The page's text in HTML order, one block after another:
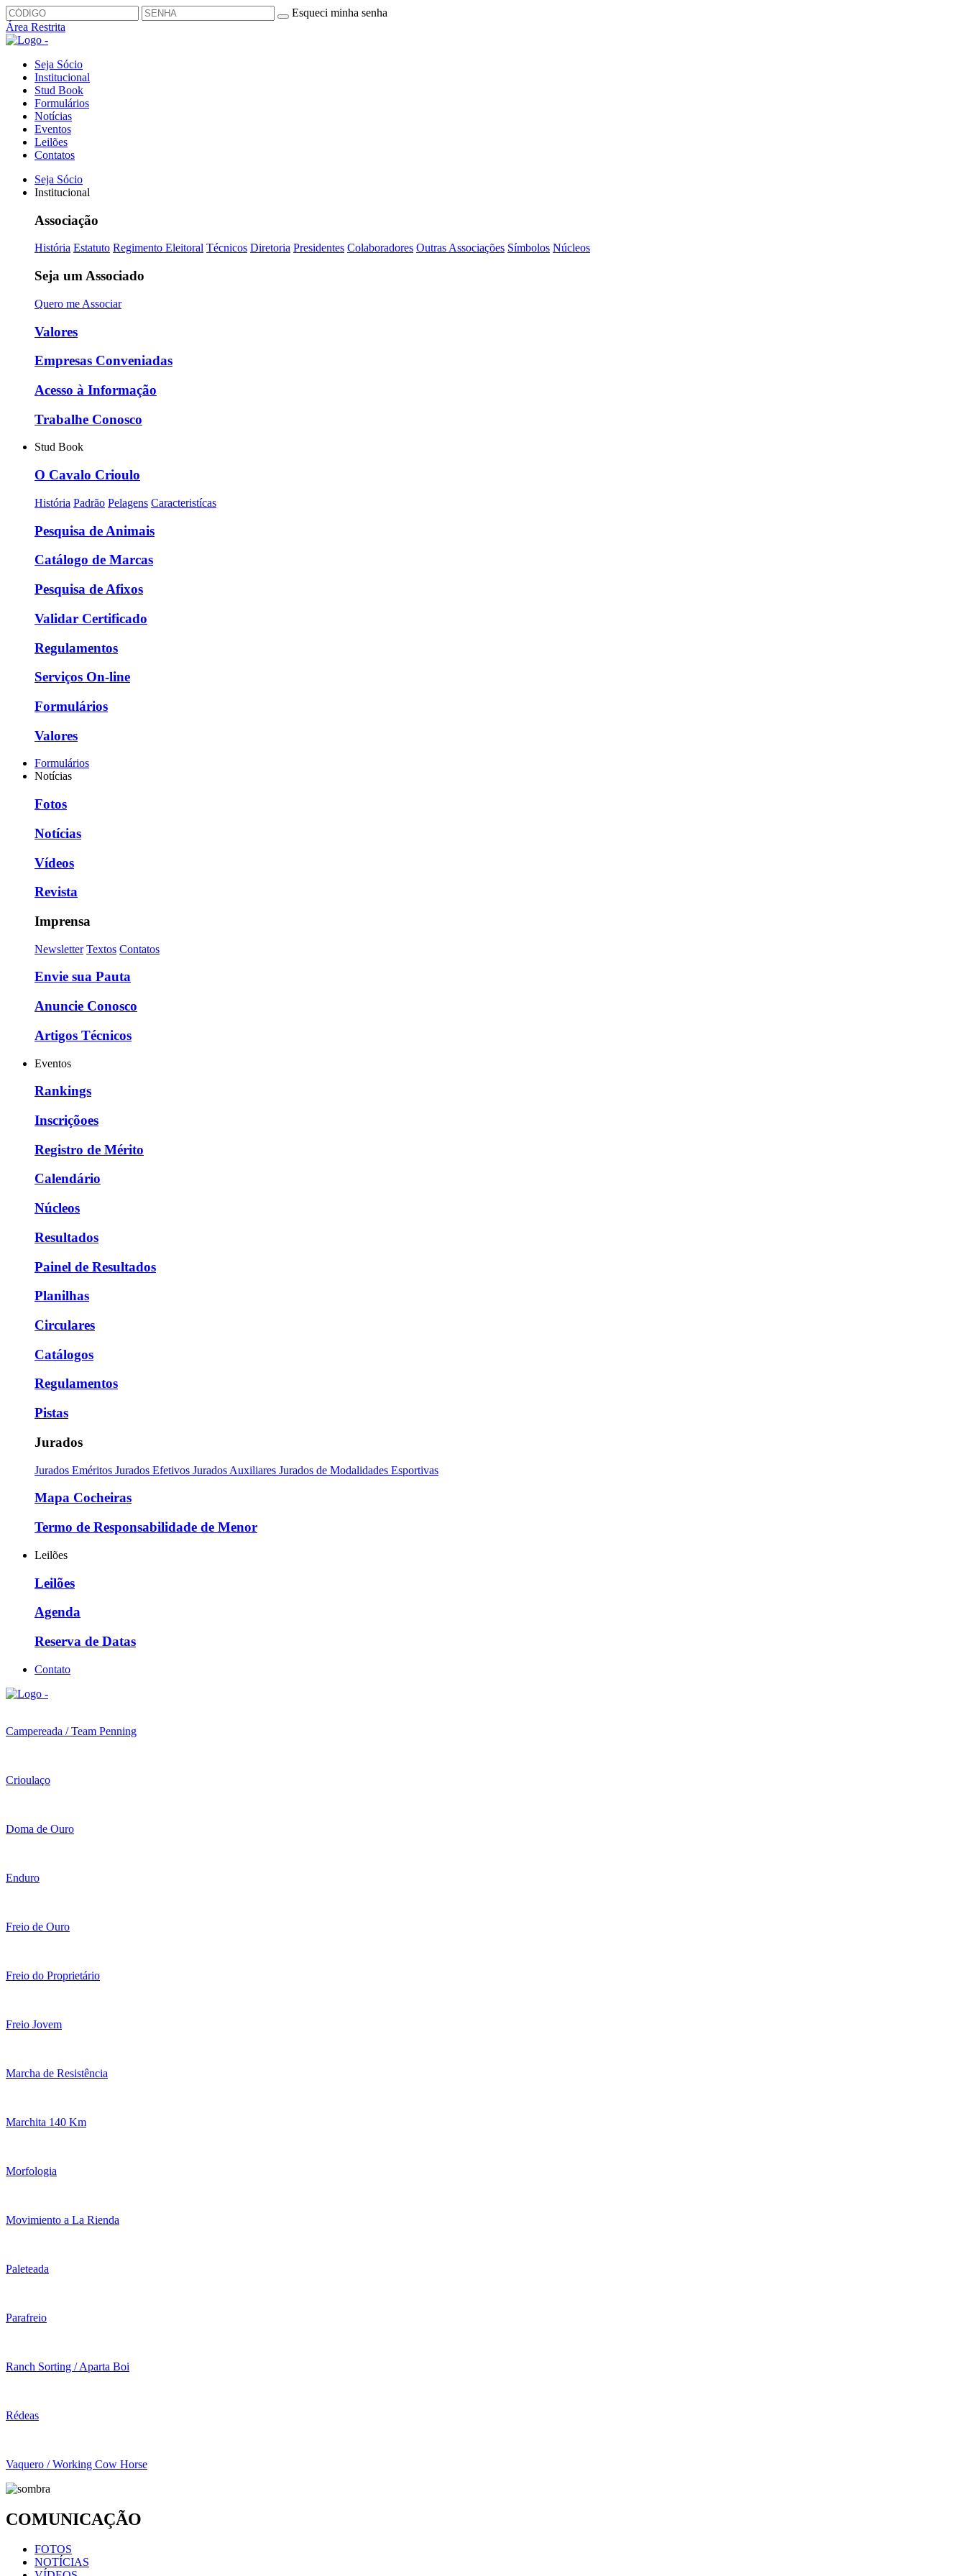
Esqueci minha senha
Área Restrita
Seja Sócio
Institucional
Stud Book
Formulários
Notícias
Eventos
Leilões
Contatos
Seja Sócio
Institucional
Associação
História Estatuto Regimento Eleitoral Técnicos Diretoria Presidentes Colaboradores Outras Associações Símbolos Núcleos
Seja um Associado
Quero me Associar
Valores
Empresas Conveniadas
Acesso à Informação
Trabalhe Conosco
Stud Book
O Cavalo Crioulo
História Padrão Pelagens Caracteristícas
Pesquisa de Animais
Catálogo de Marcas
Pesquisa de Afixos
Validar Certificado
Regulamentos
Serviços On-line
Formulários
Valores
Formulários
Notícias
Fotos
Notícias
Vídeos
Revista
Imprensa
Newsletter Textos Contatos
Envie sua Pauta
Anuncie Conosco
Artigos Técnicos
Eventos
Rankings
Inscriçõoes
Registro de Mérito
Calendário
Núcleos
Resultados
Painel de Resultados
Planilhas
Circulares
Catálogos
Regulamentos
Pistas
Jurados
Jurados Eméritos Jurados Efetivos Jurados Auxiliares Jurados de Modalidades Esportivas
Mapa Cocheiras
Termo de Responsabilidade de Menor
Leilões
Leilões
Agenda
Reserva de Datas
Contato
Campereada / Team Penning
Crioulaço
Doma de Ouro
Enduro
Freio de Ouro
Freio do Proprietário
Freio Jovem
Marcha de Resistência
Marchita 140 Km
Morfologia
Movimiento a La Rienda
Paleteada
Parafreio
Ranch Sorting / Aparta Boi
Rédeas
Vaquero / Working Cow Horse
COMUNICAÇÃO
FOTOS
NOTÍCIAS